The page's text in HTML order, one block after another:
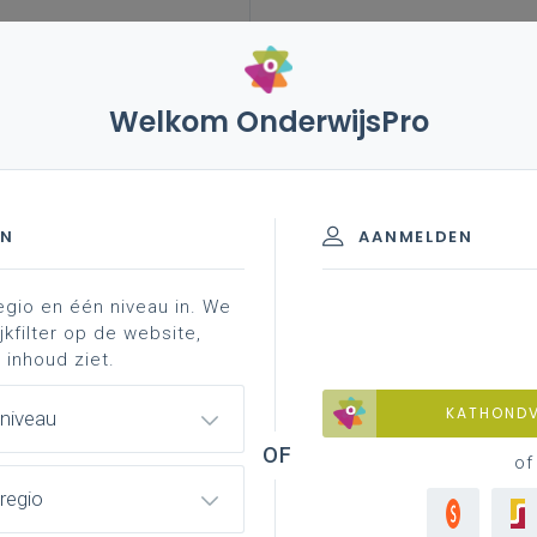
– sterke stijging van aantal leerlingen met psychische
van aantal leerlingen
Bednet
van nieuwe cijfers i.v.m. de gebruikers van
uit het secundair onderwijs was het motief
Welkom OnderwijsPro
AANMELDEN
of
en één niveau in. We
op de website,
ziet.